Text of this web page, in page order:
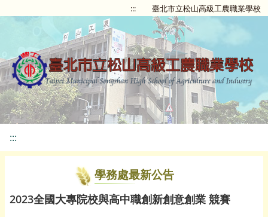
::: 臺北市立松山高級工農職業學校
:::
學務處最新公告
2023全國大專院校與高中職創新創意創業 競賽